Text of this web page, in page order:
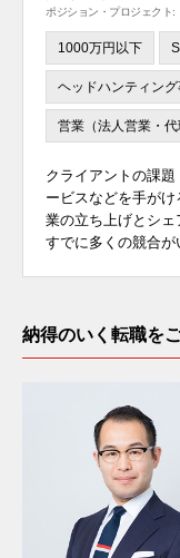
ポジション・プロジェクト:
1000万円以下
ヘッドハンティング
営業（法人営業・代
クライアントの課
ービスなどを手が
業の立ち上げとシ
すでに多くの競合
納得のいく転職を